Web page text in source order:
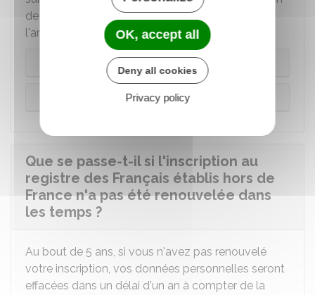
de handicap), vous pouvez vous rendre à
l'ambassade ou au consulat.
Sur internet
Sur place
Que se passe-t-il si l'inscription au
registre des Français établis hors de
France n'a pas été renouvelée dans
les temps ?
Au bout de 5 ans, si vous n'avez pas renouvelé
votre inscription, vos données personnelles seront
effacées dans un délai d'un an à compter de la
OK, accept all
Deny all cookies
Privacy policy